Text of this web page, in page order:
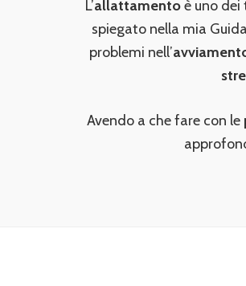
L’allattamentoè uno
spiegato nella mia
problemi nell’
Avendo a che fare con le